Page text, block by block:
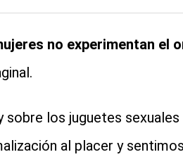
no experimentan el
sobre los juguetes sexuales
al placer y